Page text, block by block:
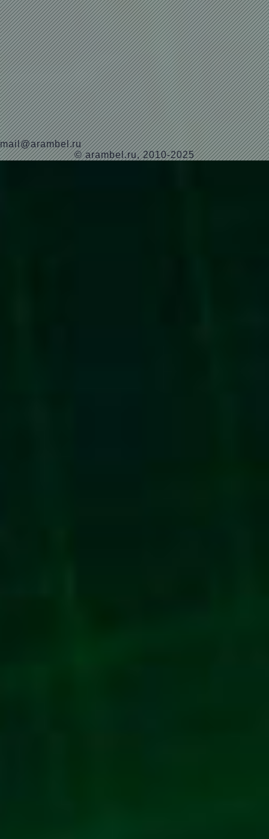
mail@arambel.ru
© arambel.ru, 2010-2025